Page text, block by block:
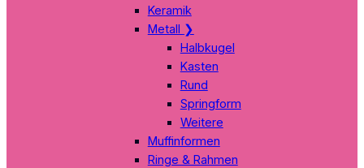
Keramik
Metall ❯
Halbkugel
Kasten
Rund
Springform
Weitere
Muffinformen
Ringe & Rahmen